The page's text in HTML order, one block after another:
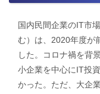
国内民間企業のIT市
む）は、2020年度が
した。コロナ禍を背
小企業を中心にIT投
かった。ただ、大企